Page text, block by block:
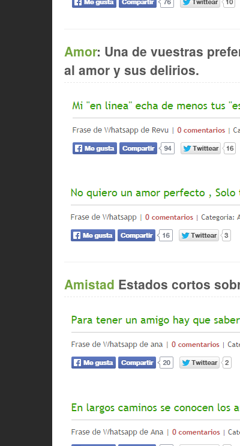
Amor: Una de vuestras
al amor y sus delirios.
Amistad Estados cortos